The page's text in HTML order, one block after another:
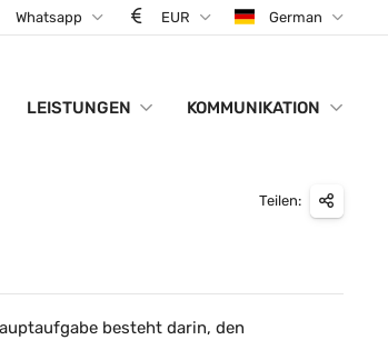
Whatsapp EUR German
LEISTUNGEN KOMMUNIKATION
Teilen:
besteht darin, den